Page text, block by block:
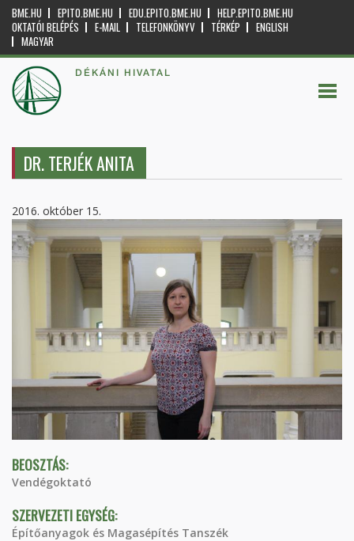
BME.HU EPITO.BME.HU EDU.EPITO.BME.HU
HELP.EPITO.BME.HU
OKTATÓI BELÉPÉS
E-MAIL TELEFONKÖNYV TÉRKÉP
ENGLISH
MAGYAR
DÉKÁNI HIVATAL
DR. TERJÉK ANITA
2016. október 15.
BEOSZTÁS:
Vendégoktató
SZERVEZETI EGYSÉG:
Építőanyagok és Magasépítés Tanszék